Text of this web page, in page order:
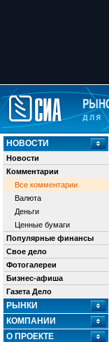
НОВОСТИ
Новости
Комментарии
Все комментарии
Валюта
Деньги
Ценные бумаги
Популярные финансы
Свое дело
Фотогалереи
Бизнес-афиша
Газета Дело
РЫНКИ
КОМПАНИИ
О ПРОЕКТЕ